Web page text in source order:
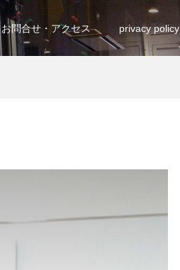
お問合せ・アクセス privacy policy